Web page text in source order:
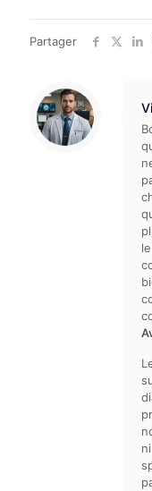
Partager